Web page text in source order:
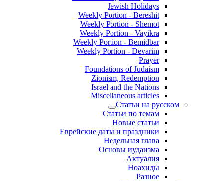
Jewish Holidays
Weekly Portion - Bereshit
Weekly Portion - Shemot
Weekly Portion - Vayikra
Weekly Portion - Bemidbar
Weekly Portion - Devarim
Prayer
Foundations of Judaism
Zionism, Redemption
Israel and the Nations
Miscellaneous articles
Статьи на русском
Статьи по темам
Новые статьи
Еврейские даты и праздники
Недельная глава
Основы иудаизма
Актуалия
Ноахиды
Разное